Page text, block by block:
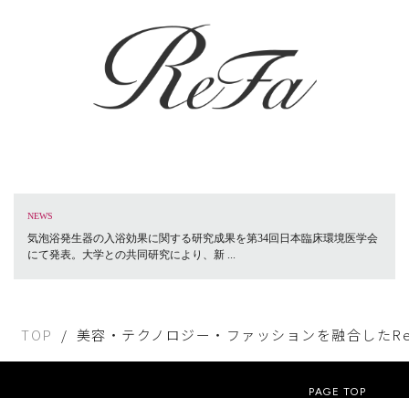
NEWS
気泡浴発生器の入浴効果に関する研究成果を第34回日本臨床環境医学会
にて発表。大学との共同研究により、新 ...
TOP 美容・テクノロジー・ファッションを融合した
PAGE TOP